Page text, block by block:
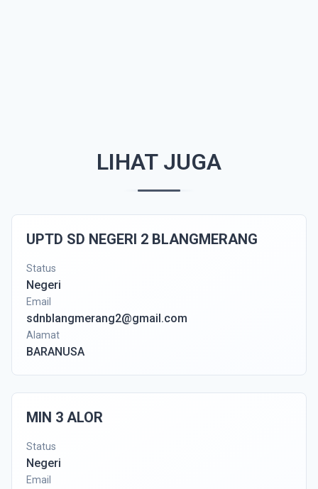
LIHAT JUGA
UPTD SD NEGERI 2 BLANGMERANG
Status
Negeri
Email
sdnblangmerang2@gmail.com
Alamat
BARANUSA
MIN 3 ALOR
Status
Negeri
Email